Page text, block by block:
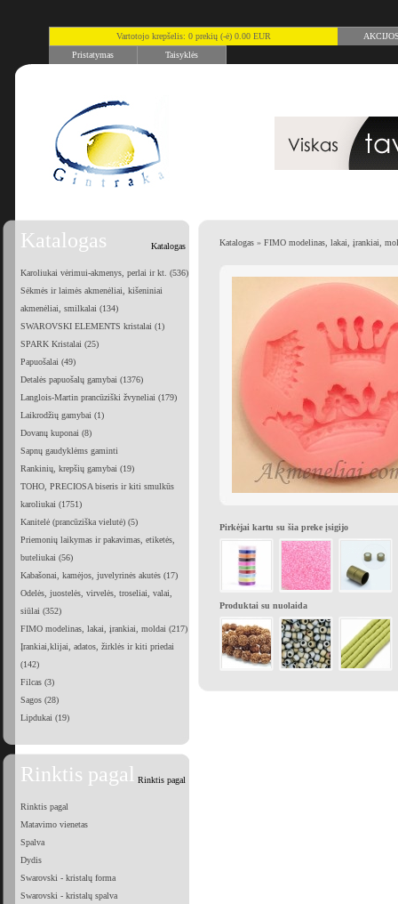
Vartotojo krepšelis: 0 prekių (-ė) 0.00 EUR
Pristatymas
Taisyklės
Katalogas Katalogas
Karoliukai vėrimui-akmenys, perlai ir kt. (536)
Sėkmės ir laimės akmenėliai, kišeniniai
akmenėliai, smilkalai (134)
SWAROVSKI ELEMENTS kristalai (1)
SPARK Kristalai (25)
Papuošalai (49)
Detalės papuošalų gamybai (1376)
Langlois-Martin prancūziški žvyneliai (179)
Laikrodžių gamybai (1)
Dovanų kuponai (8)
Sapnų gaudyklėms gaminti
Rankinių, krepšių gamybai (19)
TOHO, PRECIOSA biseris ir kiti smulkūs
karoliukai (1751)
Kanitelė (prancūziška vielutė) (5)
Priemonių laikymas ir pakavimas, etiketės,
buteliukai (56)
Kabašonai, kamėjos, juvelyrinės akutės (17)
Odelės, juostelės, virvelės, troseliai, valai,
siūlai (352)
FIMO modelinas, lakai, įrankiai, moldai (217)
Įrankiai,klijai, adatos, žirklės ir kiti priedai
(142)
Filcas (3)
Sagos (28)
Lipdukai (19)
Rinktis pagal Rinktis pagal
Rinktis pagal
Matavimo vienetas
Spalva
Dydis
Swarovski - kristalų forma
Swarovski - kristalų spalva
Katalogas » FIMO modelinas, lakai, įrankiai,
Pirkėjai kartu su šia preke įsigijo
Produktai su nuolaida